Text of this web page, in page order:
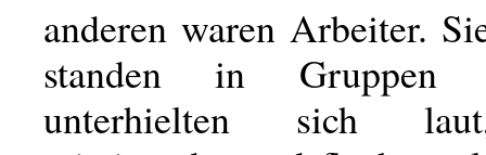
anderen waren Arbeiter.
standen in Gruppen
unterhielten sich